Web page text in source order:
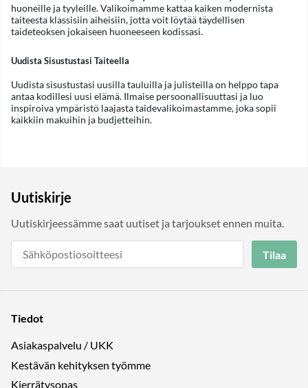
huoneille ja tyyleille. Valikoimamme kattaa kaiken modernista
taiteesta klassisiin aiheisiin, jotta voit löytää täydellisen
taideteoksen jokaiseen huoneeseen kodissasi.
Uudista Sisustustasi Taiteella
Uudista sisustustasi uusilla tauluilla ja julisteilla on helppo tapa
antaa kodillesi uusi elämä. Ilmaise persoonallisuuttasi ja luo
inspiroiva ympäristö laajasta taidevalikoimastamme, joka sopii
kaikkiin makuihin ja budjetteihin.
Uutiskirje
Uutiskirjeessämme saat uutiset ja tarjoukset ennen muita.
Tilaa
Tiedot
Asiakaspalvelu / UKK
Kestävän kehityksen työmme
Kierrätysopas